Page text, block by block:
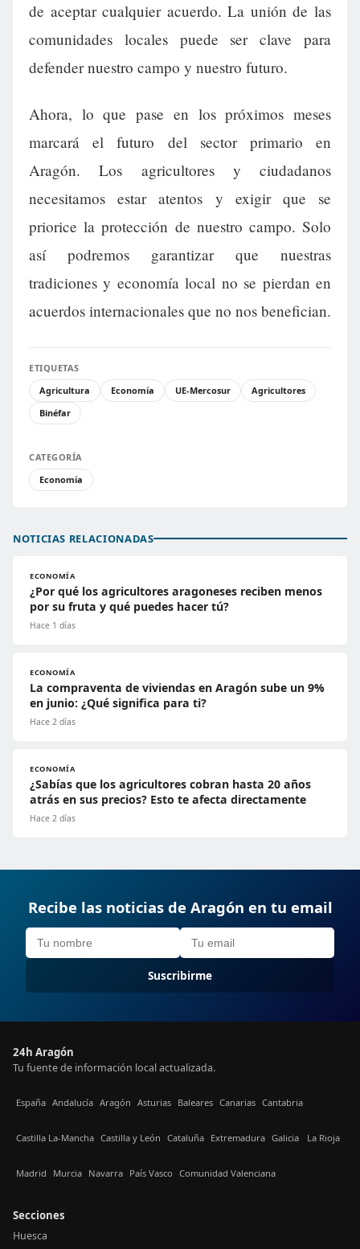
de aceptar cualquier acuerdo. La unión de las
comunidades locales puede ser clave para
defender nuestro campo y nuestro futuro.
Ahora, lo que pase en los próximos meses
marcará el futuro del sector primario en
Aragón. Los agricultores y ciudadanos
necesitamos estar atentos y exigir que se
priorice la protección de nuestro campo. Solo
así podremos garantizar que nuestras
tradiciones y economía local no se pierdan en
acuerdos internacionales que no nos benefician.
ETIQUETAS
Agricultura
Economía UE-Mercosur
Agricultores
Binéfar
CATEGORÍA
Economía
NOTICIAS RELACIONADAS
ECONOMÍA
¿Por qué los agricultores aragoneses reciben menos
por su fruta y qué puedes hacer tú?
Hace 1 días
ECONOMÍA
La compraventa de viviendas en Aragón sube un 9%
en junio: ¿Qué significa para ti?
Hace 2 días
ECONOMÍA
¿Sabías que los agricultores cobran hasta 20 años
atrás en sus precios? Esto te afecta directamente
Hace 2 días
Recibe las noticias de Aragón en tu email
Suscribirme
24h Aragón
Tu fuente de información local actualizada.
España Andalucía Aragón Asturias Baleares Canarias Cantabria
Castilla La-Mancha Castilla y León Cataluña Extremadura Galicia La Rioja
Madrid Murcia Navarra País Vasco Comunidad Valenciana
Secciones
Huesca